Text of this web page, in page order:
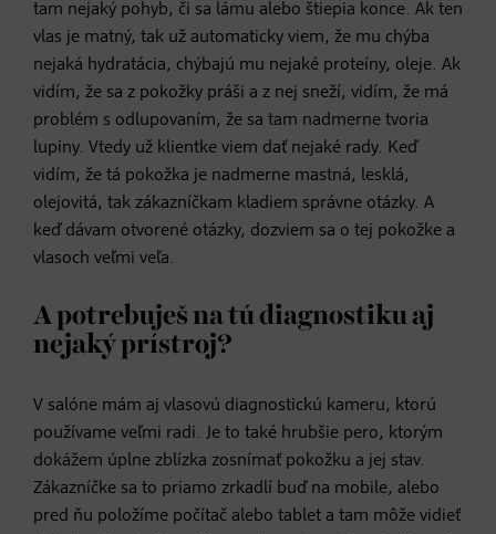
tam nejaký pohyb, či sa lámu alebo štiepia konce. Ak ten
vlas je matný, tak už automaticky viem, že mu chýba
nejaká hydratácia, chýbajú mu nejaké proteíny, oleje. Ak
vidím, že sa z pokožky práši a z nej sneží, vidím, že má
problém s odlupovaním, že sa tam nadmerne tvoria
lupiny. Vtedy už klientke viem dať nejaké rady. Keď
vidím, že tá pokožka je nadmerne mastná, lesklá,
olejovitá, tak zákazníčkam kladiem správne otázky. A
keď dávam otvorené otázky, dozviem sa o tej pokožke a
vlasoch veľmi veľa.
A potrebuješ na tú diagnostiku aj
nejaký prístroj?
V salóne mám aj vlasovú diagnostickú kameru, ktorú
používame veľmi radi. Je to také hrubšie pero, ktorým
dokážem úplne zblízka zosnímať pokožku a jej stav.
Zákazníčke sa to priamo zrkadlí buď na mobile, alebo
pred ňu položíme počítač alebo tablet a tam môže vidieť